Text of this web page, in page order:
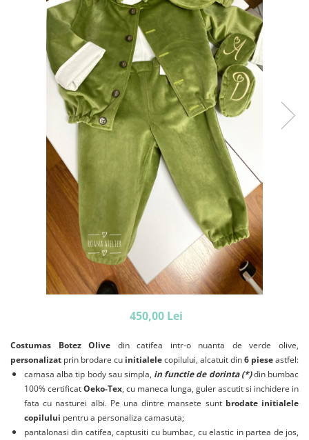
450,00 Lei
Costumas Botez Olive din catifea intr-o nuanta de verde olive,
personalizat prin brodare cu initialelecopilului, alcatuit din6 pieseastfel:
camasa alba tip body sau simpla, in functie de dorinta (*)din bumbac
100% certificatOeko-Tex, cu maneca lunga, guler ascutit si inchidere in
fata cu nasturei albi. Pe una dintre mansete sunt brodate initialele
copilului pentru a personaliza camasuta;
pantalonasi din catifea, captusiti cu bumbac, cu elastic in partea de jos,